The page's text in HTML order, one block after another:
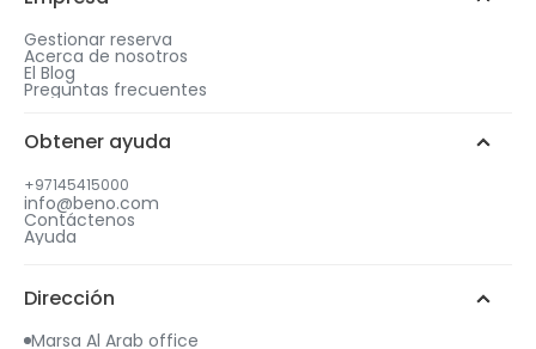
Selecciona la fecha y hora de tu regalo
4
Gestionar reserva
Acerca de nosotros
El Blog
Preguntas frecuentes
Obtener ayuda
+97145415000
info@beno.com
Contáctenos
Ayuda
Dirección
Marsa Al Arab office